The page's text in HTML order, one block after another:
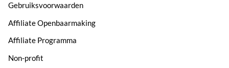
Gebruiksvoorwaarden
Affiliate Openbaarmaking
Affiliate Programma
Non-profit